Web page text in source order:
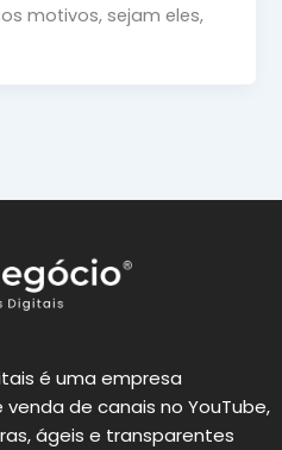
motivos, sejam eles,
é uma empresa
de canais no YouTube,
ágeis e transparentes